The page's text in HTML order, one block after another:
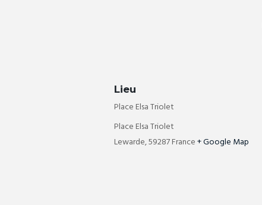
Lieu
Place Elsa Triolet
Place Elsa Triolet
Lewarde,59287France+ Google Map